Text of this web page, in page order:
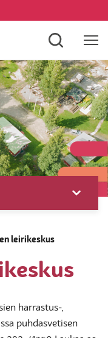
leirikeskus
harrastus-,
puhdasvetisen